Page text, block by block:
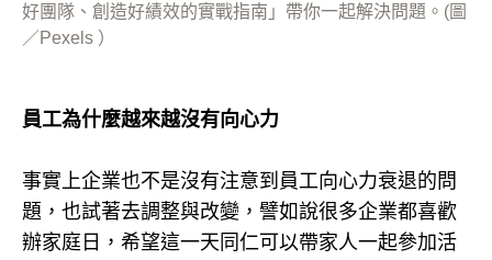
好團隊、創造好績效的實戰指南」帶你一起解決問題。(圖
／Pexels ）
員工為什麼越來越沒有向心力
事實上企業也不是沒有注意到員工向心力衰退的問
題，也試著去調整與改變，譬如說很多企業都喜歡
辦家庭日，希望這一天同仁可以帶家人一起參加活